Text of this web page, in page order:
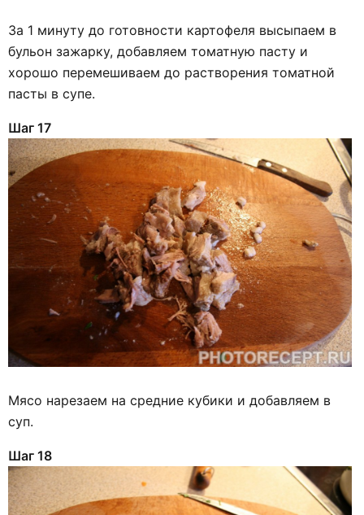
За 1 минуту до готовности картофеля высыпаем в
бульон зажарку, добавляем томатную пасту и
хорошо перемешиваем до растворения томатной
пасты в супе.
Шаг 17
Мясо нарезаем на средние кубики и добавляем в
суп.
Шаг 18